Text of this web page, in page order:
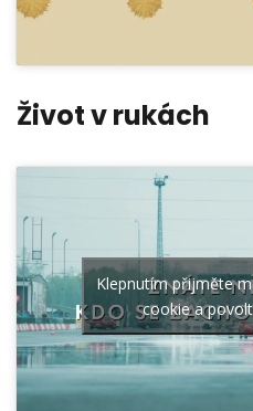
Život v rukách
Klepnutím přijměte
cookie a